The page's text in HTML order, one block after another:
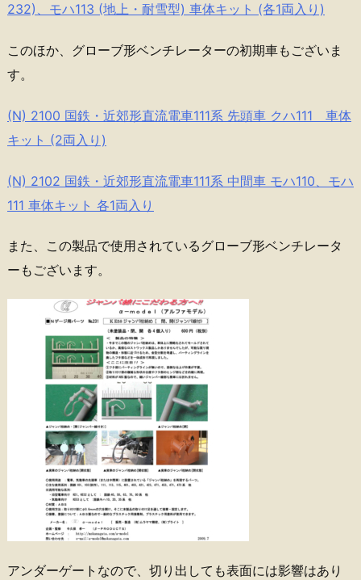
232)、モハ113 (地上・耐雪型) 車体キット (各1両入り)
このほか、グローブ形ベンチレーターの初期車もございま
す。
(N) 2100 国鉄・近郊形直流電車111系 先頭車 クハ111 車体
キット (2両入り)
(N) 2102 国鉄・近郊形直流電車111系 中間車 モハ110、モハ
111 車体キット 各1両入り
また、この製品で使用されているグローブ形ベンチレータ
ーもございます。
アンダーゲートなので、切り出しても表面には影響はあり